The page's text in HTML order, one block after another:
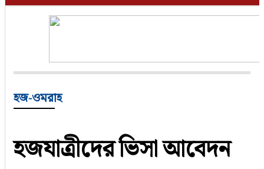
প্রবাস
হজ-ওমরাহ
ভিডিও
আরও
হজ-ওমরাহ
হজযাত্রীদের ভিসা আবেদন